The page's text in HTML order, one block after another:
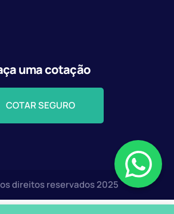
uma cotação
COTAR SEGURO
direitos reservados 2025